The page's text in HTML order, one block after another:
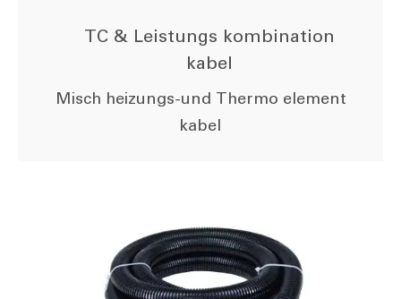
TC & Leistungs kombination
kabel
Misch heizungs-und Thermo element
kabel